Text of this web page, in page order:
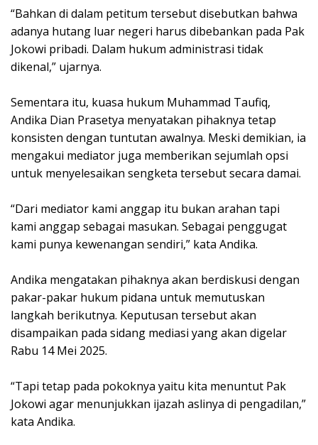
“Bahkan di dalam petitum tersebut disebutkan bahwa
adanya hutang luar negeri harus dibebankan pada Pak
Jokowi pribadi. Dalam hukum administrasi tidak
dikenal,” ujarnya.
Sementara itu, kuasa hukum Muhammad Taufiq,
Andika Dian Prasetya menyatakan pihaknya tetap
konsisten dengan tuntutan awalnya. Meski demikian, ia
mengakui mediator juga memberikan sejumlah opsi
untuk menyelesaikan sengketa tersebut secara damai.
“Dari mediator kami anggap itu bukan arahan tapi
kami anggap sebagai masukan. Sebagai penggugat
kami punya kewenangan sendiri,” kata Andika.
Andika mengatakan pihaknya akan berdiskusi dengan
pakar-pakar hukum pidana untuk memutuskan
langkah berikutnya. Keputusan tersebut akan
disampaikan pada sidang mediasi yang akan digelar
Rabu 14 Mei 2025.
“Tapi tetap pada pokoknya yaitu kita menuntut Pak
Jokowi agar menunjukkan ijazah aslinya di pengadilan,”
kata Andika.